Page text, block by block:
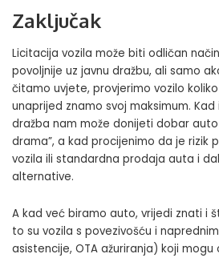
Zaključak
Licitacija vozila može biti odličan
povoljnije uz javnu dražbu, ali samo
čitamo uvjete, provjerimo vozilo
unaprijed znamo svoj maksimum.
dražba nam može donijeti dobar auto
drama”, a kad procijenimo da je rizik
vozila ili standardna prodaja auta i
alternative.
A kad već biramo auto, vrijedi znati i
to su vozila s povezivošću i
asistencije, OTA ažuriranja) koji mogu